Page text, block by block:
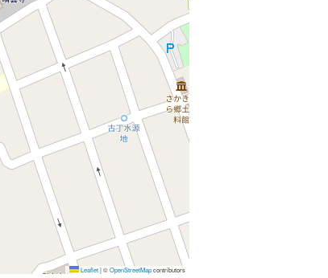
Leaflet|©OpenStreetMapcontributors